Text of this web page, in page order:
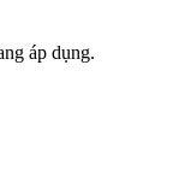
áp dụng.